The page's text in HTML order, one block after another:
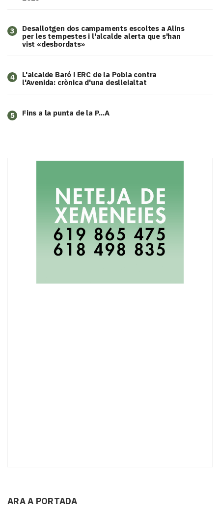
3
​Desallotgen dos campaments escoltes a Alins
per les tempestes i l'alcalde alerta que s'han
vist «desbordats»
4
L'alcalde Baró i ERC de la Pobla contra
l'Avenida: crònica d'una deslleialtat
5 Fins a la punta de la P...A
ARA A PORTADA